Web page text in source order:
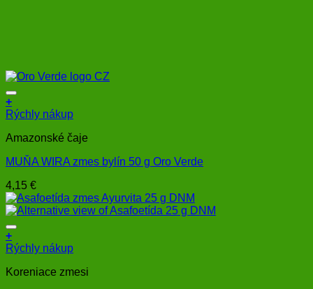
+
Rýchly nákup
Amazonské čaje
MUŇA WIRA zmes bylín 50 g Oro Verde
4,15 €
+
Rýchly nákup
Koreniace zmesi